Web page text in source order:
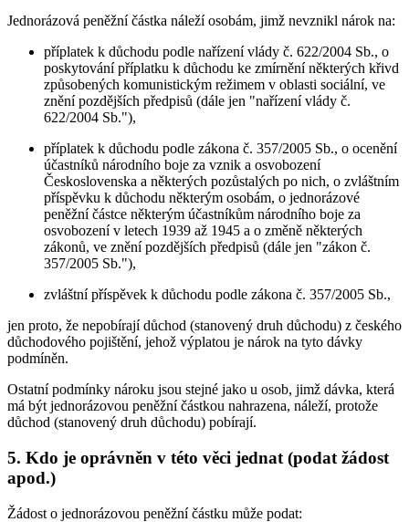
Jednorázová peněžní částka náleží osobám, jimž nevznikl nárok na:
příplatek k důchodu podle nařízení vlády č. 622/2004 Sb., o
poskytování příplatku k důchodu ke zmírnění některých křivd
způsobených komunistickým režimem v oblasti sociální, ve
znění pozdějších předpisů (dále jen "nařízení vlády č.
622/2004 Sb."),
příplatek k důchodu podle zákona č. 357/2005 Sb., o ocenění
účastníků národního boje za vznik a osvobození
Československa a některých pozůstalých po nich, o zvláštním
příspěvku k důchodu některým osobám, o jednorázové
peněžní částce některým účastníkům národního boje za
osvobození v letech 1939 až 1945 a o změně některých
zákonů, ve znění pozdějších předpisů (dále jen "zákon č.
357/2005 Sb."),
zvláštní příspěvek k důchodu podle zákona č. 357/2005 Sb.,
jen proto, že nepobírají důchod (stanovený druh důchodu) z českého
důchodového pojištění, jehož výplatou je nárok na tyto dávky
podmíněn.
Ostatní podmínky nároku jsou stejné jako u osob, jimž dávka, která
má být jednorázovou peněžní částkou nahrazena, náleží, protože
důchod (stanovený druh důchodu) pobírají.
5. Kdo je oprávněn v této věci jednat (podat žádost
apod.)
Žádost o jednorázovou peněžní částku může podat: